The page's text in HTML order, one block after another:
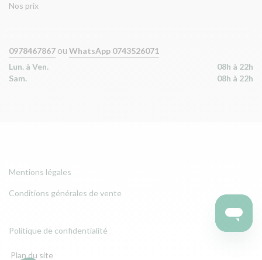
Nos prix
0978467867 ou WhatsApp 0743526071
Lun. à Ven.
08h à 22h
Sam.
08h à 22h
Mentions légales
Conditions générales de vente
Politique de confidentialité
Plan du site